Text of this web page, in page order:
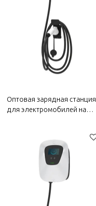
Оптовая зарядная станция
для электромобилей на
зарядка, безопасная и
надежная | Автозапчасти